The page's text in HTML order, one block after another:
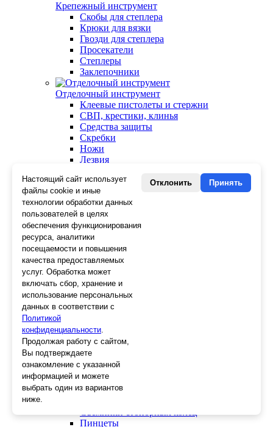
Крепежный инструмент
Скобы для степлера
Крюки для вязки
Гвозди для степлера
Просекатели
Степлеры
Заклепочники
Отделочный инструмент
Клеевые пистолеты и стержни
СВП, крестики, клинья
Средства защиты
Скребки
Ножи
Лезвия
Стеклорезы
Плиткорезы
Пистолеты для герметика и пены
Шила
Стеклоткань, серпянка
Ещё 2
Слесарный инструмент
Болторезы
Длинногубцы
Круглогубцы
Тонкогубцы, утконосы
Молотки
Головки
Зенкера, бородки, кернеры
Керны
Патроны, переходники
Ножницы электрика
Пинцеты
Настоящий сайт использует
файлы cookie и иные
технологии обработки данных
пользователей в целях
обеспечения функционирования
ресурса, аналитики
посещаемости и повышения
качества предоставляемых
услуг. Обработка может
включать сбор, хранение и
использование персональных
данных в соответствии с
Политикой
конфиденциальности.
Продолжая работу с сайтом,
Вы подтверждаете
ознакомление с указанной
информацией и можете
выбрать один из вариантов
ниже.
Отклонить Принять